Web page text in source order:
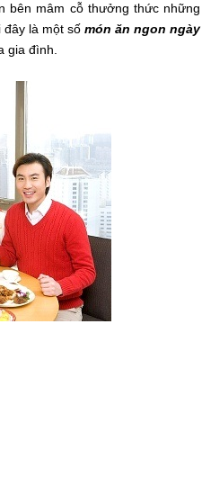
bên mâm cỗ thưởng thức những
là một số món ăn ngon ngày
gia đình.